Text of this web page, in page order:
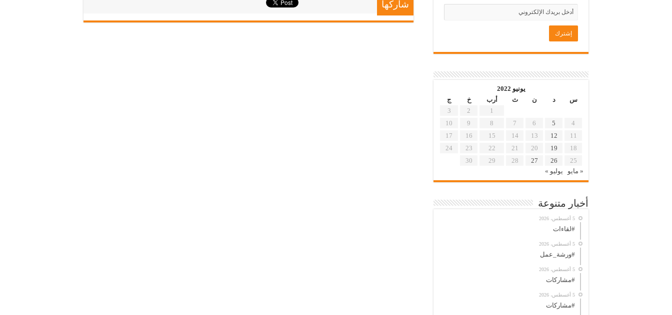
شاركها
يونيو 2022
س
د ن ث أرب خ
ج
1
2
3
4
5
6
7
8
9
10
11
12
13
14
15
16
17
18
19
20
21
22
23
24
25
26
27
28
29
30
« مايو
يوليو »
أخبار متنوعة
5 أغسطس، 2026
#لقاءات
5 أغسطس، 2026
#ورشة_عمل
5 أغسطس، 2026
#مشاركات
5 أغسطس، 2026
#مشاركات